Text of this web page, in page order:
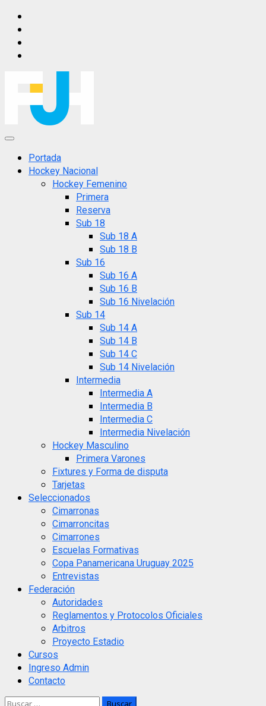
Saltar
contenido
Menú
principalPortada
Hockey Nacional
Hockey Femenino
Primera
Reserva
Sub 18
Sub 18 A
Sub 18 B
Sub 16
Sub 16 A
Sub 16 B
Sub 16 Nivelación
Sub 14
Sub 14 A
Sub 14 B
Sub 14 C
Sub 14 Nivelación
Intermedia
Intermedia A
Intermedia B
Intermedia C
Intermedia Nivelación
Hockey Masculino
Primera Varones
Fixtures y Forma de disputa
Tarjetas
Seleccionados
Cimarronas
Cimarroncitas
Cimarrones
Escuelas Formativas
Copa Panamericana Uruguay 2025
Entrevistas
Federación
Autoridades
Reglamentos y Protocolos Oficiales
Arbitros
Proyecto Estadio
Cursos
Ingreso Admin
Contacto
Buscar: